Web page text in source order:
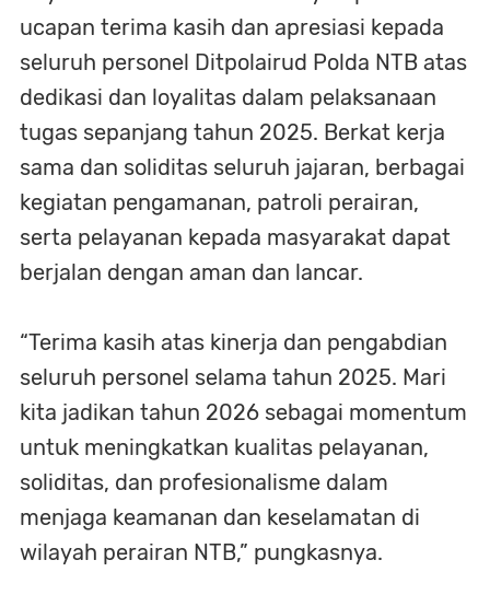
ucapan terima kasih dan apresiasi kepada
seluruh personel Ditpolairud Polda NTB atas
dedikasi dan loyalitas dalam pelaksanaan
tugas sepanjang tahun 2025. Berkat kerja
sama dan soliditas seluruh jajaran, berbagai
kegiatan pengamanan, patroli perairan,
serta pelayanan kepada masyarakat dapat
berjalan dengan aman dan lancar.
“Terima kasih atas kinerja dan pengabdian
seluruh personel selama tahun 2025. Mari
kita jadikan tahun 2026 sebagai momentum
untuk meningkatkan kualitas pelayanan,
soliditas, dan profesionalisme dalam
menjaga keamanan dan keselamatan di
wilayah perairan NTB,” pungkasnya.